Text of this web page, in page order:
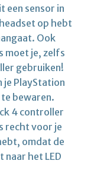
een sensor in
op hebt
Ook
moet je, zelfs
gebruiken!
je PlayStation
bewaren.
4 controller
recht voor je
omdat de
naar het LED